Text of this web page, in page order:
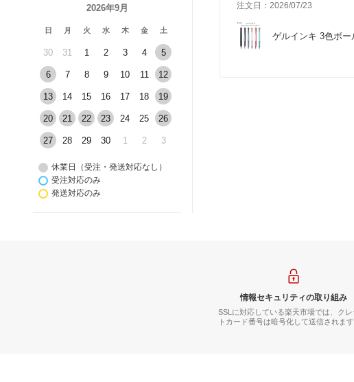
2026年9月
日 月 火 水 木 金 土
30 31 1 2 3 4 5
6 7 8 9 10 11 12
13 14 15 16 17 18 19
20 21 22 23 24 25 26
27 28 29 30 1 2 3
休業日（受注・発送対応なし）
受注対応のみ
発送対応のみ
注文日：2026/07/23
ゲルインキ 3色ボ
情報セキュリティの取り組み
SSLに対応している楽天市場では、クレ
トカード番号は暗号化して送信されます